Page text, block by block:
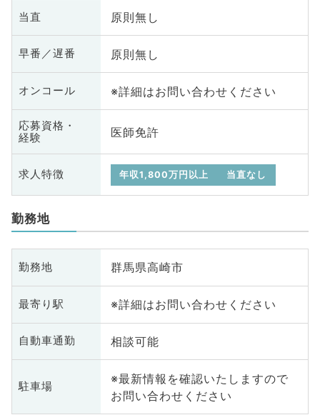
当直 原則無し
早番／遅番 原則無し
オンコール ※詳細はお問い合わせください
応募資格・
経験
医師免許
求人特徴 年収1,800万円以上 当直なし
勤務地
勤務地 群馬県高崎市
最寄り駅 ※詳細はお問い合わせください
自動車通勤 相談可能
駐車場
※最新情報を確認いたしますので
お問い合わせください